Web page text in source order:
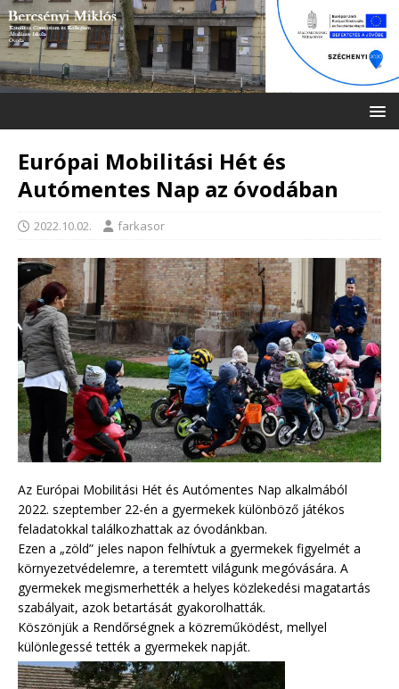
Európai Mobilitási Hét és
Autómentes Nap az óvodában
2022.10.02. farkasor
Az Európai Mobilitási Hét és Autómentes Nap alkalmából
2022. szeptember 22-én a gyermekek különböző játékos
feladatokkal találkozhattak az óvodánkban.
Ezen a „zöld” jeles napon felhívtuk a gyermekek figyelmét a
környezetvédelemre, a teremtett világunk megóvására. A
gyermekek megismerhették a helyes közlekedési magatartás
szabályait, azok betartását gyakorolhatták.
Köszönjük a Rendőrségnek a közreműködést, mellyel
különlegessé tették a gyermekek napját.